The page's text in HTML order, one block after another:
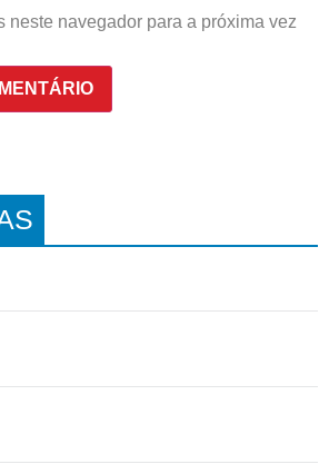
neste navegador para a próxima vez